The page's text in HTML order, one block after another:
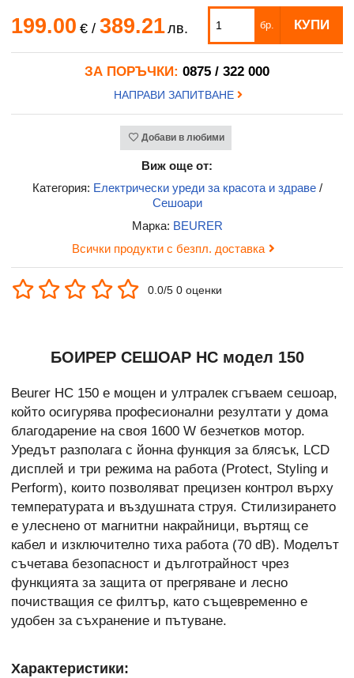
199.00 €/ 389.21лв. бр. КУПИ
ЗА ПОРЪЧКИ: 0875 / 322 000
НАПРАВИ ЗАПИТВАНЕ
Добави в любими
Виж още от:
Категория: Електрически уреди за красота и здраве/
Сешоари
Марка: BEURER
Всички продукти с безпл. доставка
0.0/5 0 оценки
БОИРЕР СЕШОАР HC модел 150
Beurer HC 150 е мощен и ултралек сгъваем сешоар,
който осигурява професионални резултати у дома
благодарение на своя 1600 W безчетков мотор.
Уредът разполага с йонна функция за блясък, LCD
дисплей и три режима на работа (Protect, Styling и
Perform), които позволяват прецизен контрол върху
температурата и въздушната струя. Стилизирането
е улеснено от магнитни накрайници, въртящ се
кабел и изключително тиха работа (70 dB). Моделът
съчетава безопасност и дълготрайност чрез
функцията за защита от прегряване и лесно
почистващия се филтър, като същевременно е
удобен за съхранение и пътуване.
Характеристики: